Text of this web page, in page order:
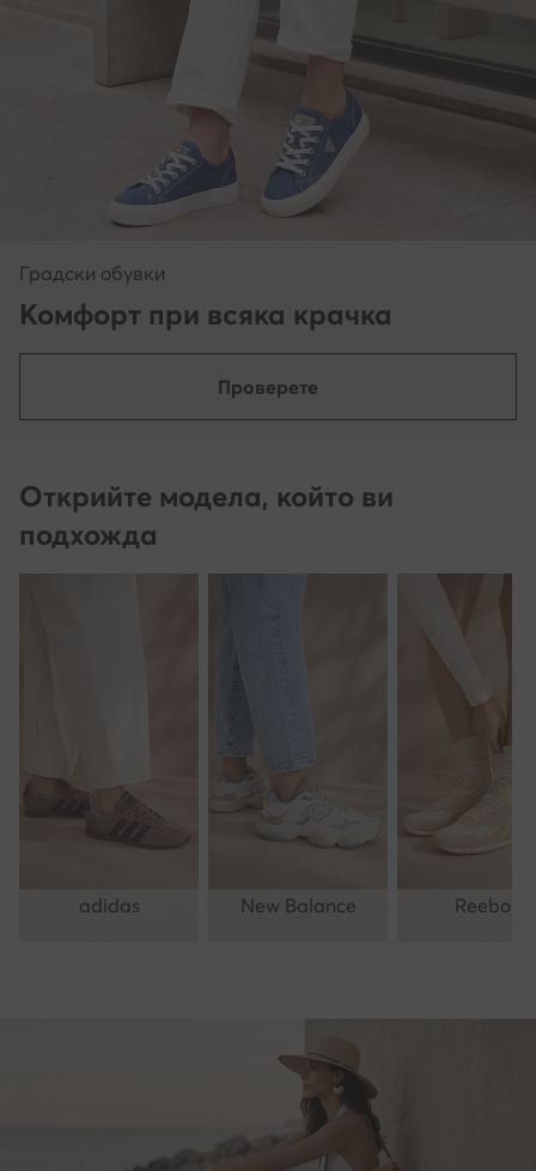
Градски обувки
Комфорт при всяка крачка
Проверете
Открийте модела, който ви
подхожда
adidas New Balance Reebok